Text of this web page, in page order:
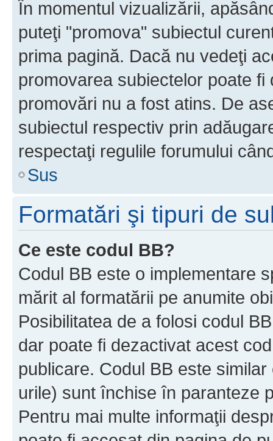
În momentul vizualizării,
puteţi "promova" subiectul
prima pagină. Dacă nu vedeţi
promovarea subiectelor poate
promovări nu a fost atins. De
subiectul respectiv prin
respectaţi regulile forumului
Sus
Formatări şi tipuri de
Ce este codul BB?
Codul BB este o implementare
mărit al formatării pe anumite
Posibilitatea de a folosi codul
dar poate fi dezactivat acest
publicare. Codul BB este
urile) sunt închise în paranteze
Pentru mai multe informaţii